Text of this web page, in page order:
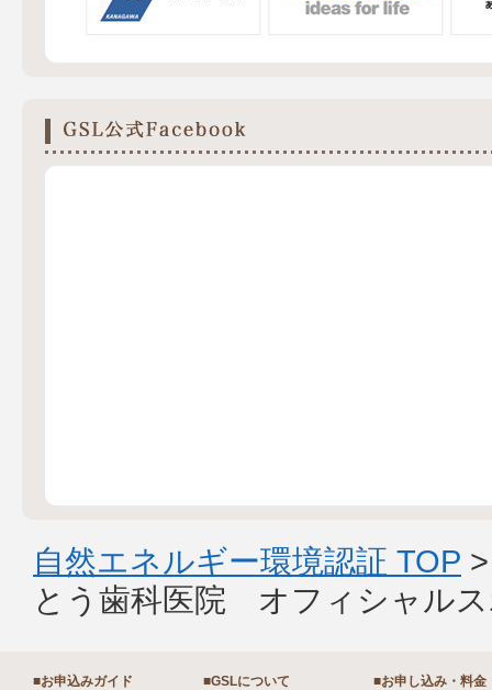
自然エネルギー環境認証 TOP
とう歯科医院 オフィシャル
■お申込みガイド ■GSLについて ■お申し込み・料金